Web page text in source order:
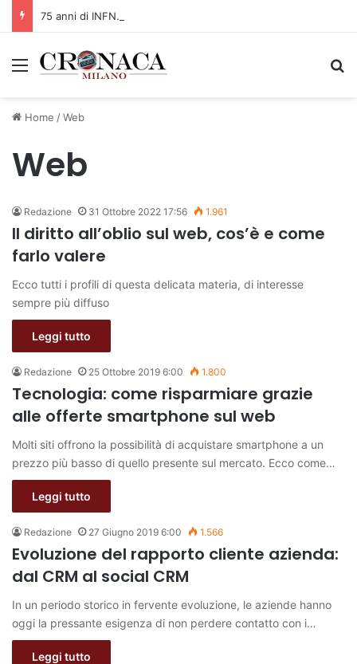
Menu
Home /Web
Web
Redazione 31 Ottobre 2022 17:56 1.961
Il diritto all’oblio sul web, cos’è e come
farlo valere
Ecco tutti i profili di questa delicata materia, di interesse
sempre più diffuso
Leggi tutto
Redazione 25 Ottobre 2019 6:00 1.800
Tecnologia: come risparmiare grazie
alle offerte smartphone sul web
Molti siti offrono la possibilità di acquistare smartphone a un
prezzo più basso di quello presente sul mercato. Ecco come…
Leggi tutto
Redazione 27 Giugno 2019 6:00 1.566
Evoluzione del rapporto cliente azienda:
dal CRM al social CRM
In un periodo storico in fervente evoluzione, le aziende hanno
oggi la pressante esigenza di non perdere contatto con i…
Leggi tutto